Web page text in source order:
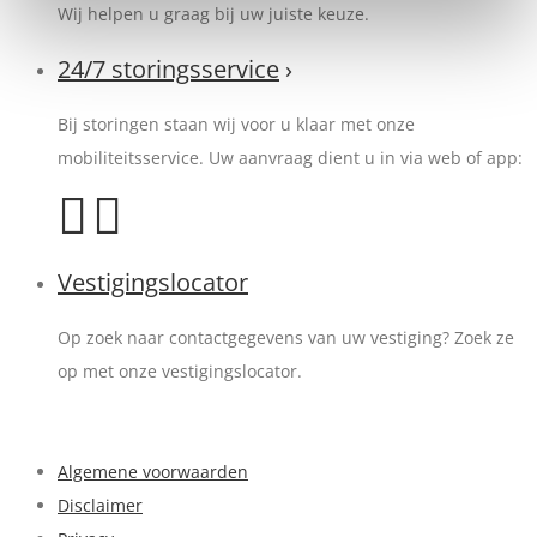
Wij helpen u graag bij uw juiste keuze.
24/7 storingsservice ›
Bij storingen staan wij voor u klaar met onze
mobiliteitsservice. Uw aanvraag dient u in via web of app:
Vestigingslocator
Op zoek naar contactgegevens van uw vestiging? Zoek ze
op met onze vestigingslocator.
Algemene voorwaarden
Disclaimer